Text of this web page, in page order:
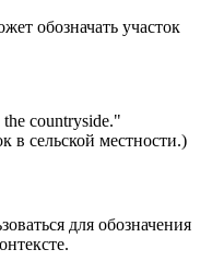
обозначать участок
countryside."
в сельской местности.)
для обозначения